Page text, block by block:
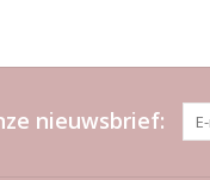
nieuwsbrief: